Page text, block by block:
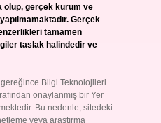
olup, gerçek kurum ve
Gerçek
tamamen
taslak halindedir ve
gereğince Bilgi Teknolojileri
onaylanmış bir Yer
Bu nedenle, sitedeki
veya araştırma